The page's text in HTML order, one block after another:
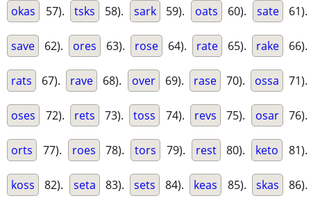
okas 57). tsks 58). sark 59). oats 60). sate 61).
save 62). ores 63). rose 64). rate 65). rake 66).
rats 67). rave 68). over 69). rase 70). ossa 71).
oses 72). rets 73). toss 74). revs 75). osar 76).
orts 77). roes 78). tors 79). rest 80). keto 81).
koss 82). seta 83). sets 84). keas 85). skas 86).